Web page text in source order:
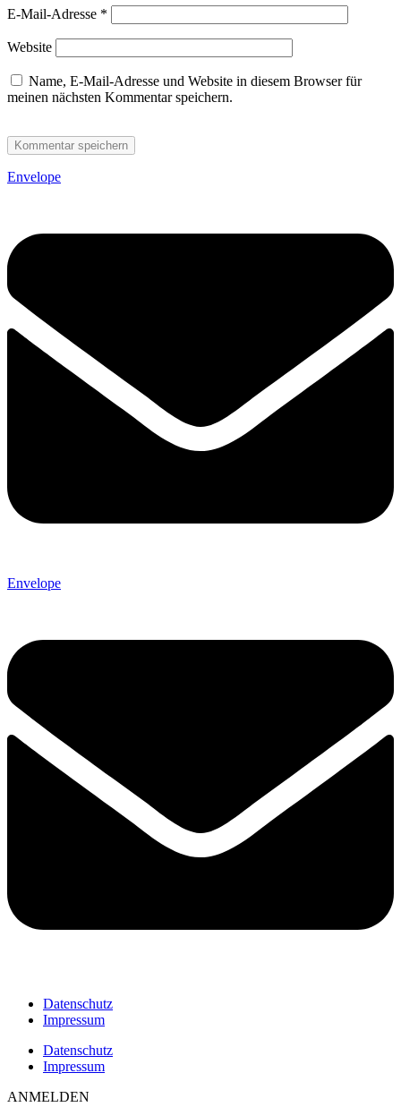
E-Mail-Adresse *
Website
Name, E-Mail-Adresse und Website in diesem Browser für
meinen nächsten Kommentar speichern.
Envelope
Envelope
Datenschutz
Impressum
Datenschutz
Impressum
ANMELDEN